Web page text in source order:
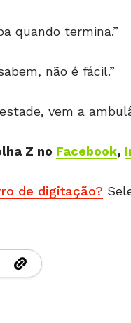
quando termina.”
não é fácil.”
vem a
Z no Facebook,
de digitação?